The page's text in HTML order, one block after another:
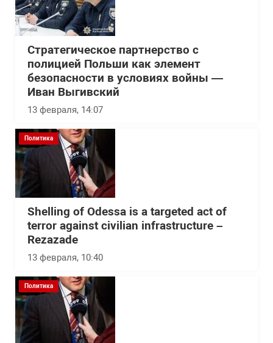
Стратегическое партнерство с
полицией Польши как элемент
безопасности в условиях войны —
Иван Выгивский
13 февраля, 14:07
Политика
Shelling of Odessa is a targeted act of
terror against civilian infrastructure –
Rezazade
13 февраля, 10:40
Политика